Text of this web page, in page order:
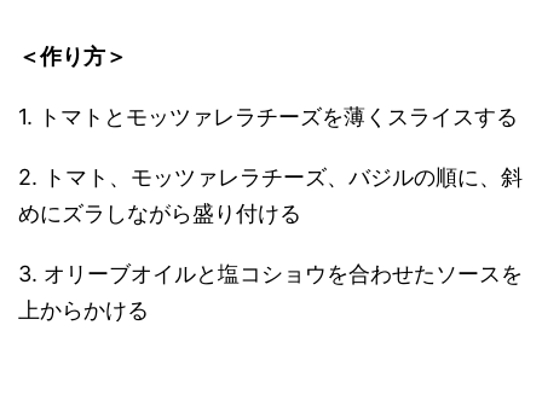
＜作り方＞
1. トマトとモッツァレラチーズを薄くスライスする
2. トマト、モッツァレラチーズ、バジルの順に、斜
めにズラしながら盛り付ける
3. オリーブオイルと塩コショウを合わせたソースを
上からかける